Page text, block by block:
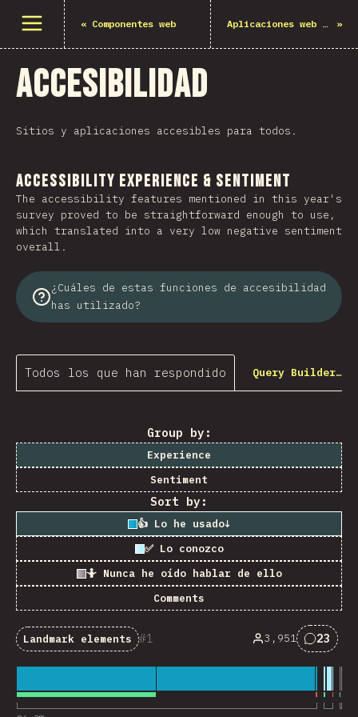
Abrir el menú
« Componentes web Aplicaciones web nativas »
Accesibilidad
Sitios y aplicaciones accesibles para todos.
Accessibility Experience & Sentiment
The accessibility features mentioned in this year's
survey proved to be straightforward enough to use,
which translated into a very low negative sentiment
overall.
¿Cuáles de estas funciones de accesibilidad
has utilizado?
Todos los que han respondido Query Builder…
Group by:
Experience
Sentiment
Sort by:
👍 Lo he usado↓
✅ Lo conozco
🤷 Nunca he oído hablar de ello
Comments
1
Landmark elements 3,951 23